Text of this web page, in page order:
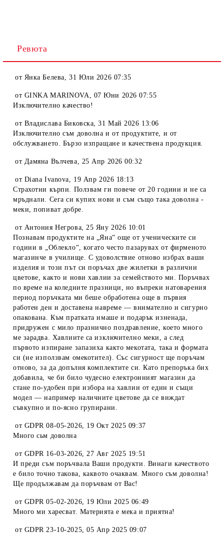
Ревюта
от Янка Белева, 31 Юли 2026 07:35
от GINKA MARINOVA, 07 Юни 2026 07:55
Изключително качество!
от Владислава Биковска,31 Май 2026 13:06
Изключително съм доволна и от продуктите, и от
обслужването. Бързо изпращане и качествена продукция.
от Дамяна Вълчева, 25 Апр 2026 00:32
от Diana Ivanova, 19 Апр 2026 18:13
Страхотни кърпи. Ползвам ги повече от 20 години и не са
мръднали. Сега си купих нови и съм също така доволна -
меки, попиват добре.
от Антония Негрова,25 Яну 2026 10:01
Познавам продуктите на „Яна“ още от ученическите си
години в „Облекло“, когато често пазарувах от фирменото
магазинче в училище. С удоволствие отново избрах ваши
изделия и този път си поръчах две жилетки в различни
цветове, както и нови хавлии за семейството ми. Поръчвах
по време на коледните празници, но въпреки натоварения
период поръчката ми беше обработена още в първия
работен ден и доставена навреме — внимателно и сигурно
опакована. Към пратката имаше и подарък изненада,
придружен с мило празнично поздравление, което много
ме зарадва. Хавлиите са изключително меки, а след
първото изпиране запазиха както мекотата, така и формата
си (не използвам омекотител). Със сигурност ще поръчам
отново, за да допълня комплектите си. Като препоръка бих
добавила, че би било чудесно електронният магазин да
стане по-удобен при избора на хавлии от един и същи
модел — например наличните цветове да се виждат
съвкупно и по-ясно групирани.
от GDPR 08-05-2026, 19 Окт 2025 09:37
Много сьм доволна
от GDPR 16-03-2026,27 Авг 2025 19:51
И преди съм поръчвала Ваши продукти. Винаги качеството
е било точно такова, каквото очаквам. Много съм доволна!
Ще продължавам да поръчвам от Вас!
от GDPR 05-02-2026, 19 Юли 2025 06:49
Много ми харесват. Материята е мека и приятна!
от GDPR 23-10-2025,05 Апр 2025 09:07